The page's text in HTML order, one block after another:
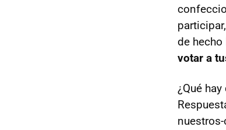
participar,
de
votar a
¿Qué